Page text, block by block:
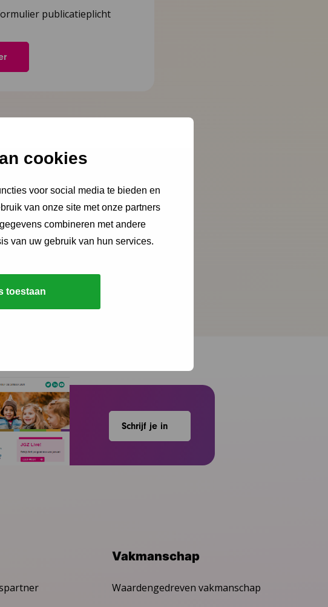
cookies
voor social media te bieden en
van onze site met onze partners
combineren met andere
van uw gebruik van hun services.
toestaan
publicatieplicht
Schrijf je in
Vakmanschap
Waardengedreven vakmanschap